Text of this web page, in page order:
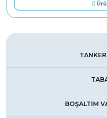
BOŞALTIM